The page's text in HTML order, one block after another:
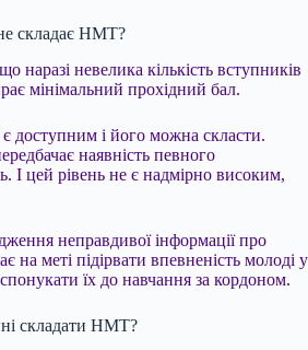
складає НМТ?
наразі невелика кількість вступників
мінімальний прохідний бал.
доступним і його можна скласти.
наявність певного
І цей рівень не є надмірно високим,
неправдивої інформації про
на меті підірвати впевненість молоді у
їх до навчання за кордоном.
складати НМТ?